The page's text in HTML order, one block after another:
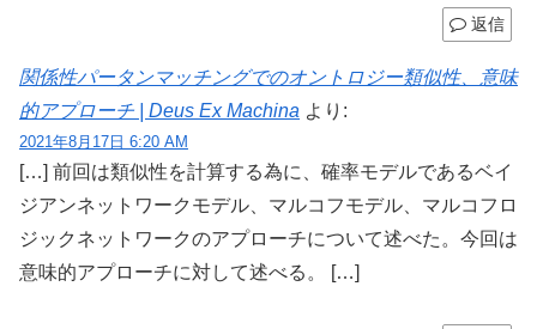
返信
関係性パータンマッチングでのオントロジー類似性、意味
的アプローチ | Deus Ex Machina より:
2021年8月17日 6:20 AM
[…] 前回は類似性を計算する為に、確率モデルであるベイ
ジアンネットワークモデル、マルコフモデル、マルコフロ
ジックネットワークのアプローチについて述べた。今回は
意味的アプローチに対して述べる。 […]